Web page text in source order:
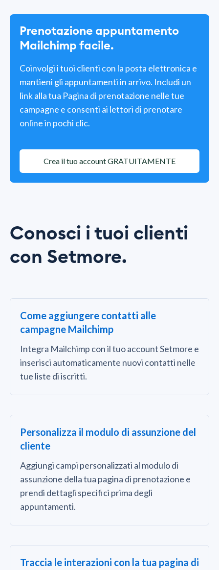
Prenotazione appuntamento
Mailchimp facile.
Coinvolgi i tuoi clienti con la posta elettronica e
mantieni gli appuntamenti in arrivo. Includi un
link alla tua Pagina di prenotazione nelle tue
campagne e consenti ai lettori di prenotare
online in pochi clic.
Crea il tuo account GRATUITAMENTE
Conosci i tuoi clienti
con Setmore.
Come aggiungere contatti alle
campagne Mailchimp
Integra Mailchimp con il tuo account Setmore e
inserisci automaticamente nuovi contatti nelle
tue liste di iscritti.
Personalizza il modulo di assunzione del
cliente
Aggiungi campi personalizzati al modulo di
assunzione della tua pagina di prenotazione e
prendi dettagli specifici prima degli
appuntamenti.
Traccia le interazioni con la tua pagina di